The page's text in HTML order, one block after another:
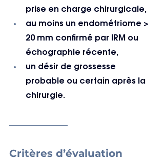
prise en charge chirurgicale,
au moins un endométriome >
20 mm confirmé par IRM ou
échographie récente,
un désir de grossesse
probable ou certain après la
chirurgie.
Critères d’évaluation